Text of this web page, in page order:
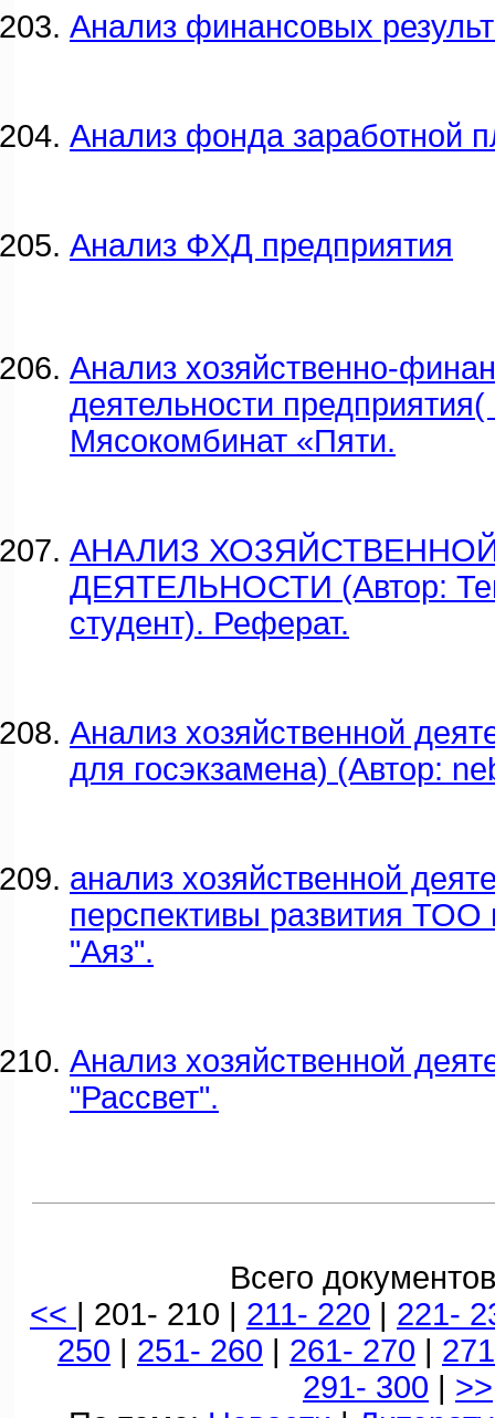
Анализ финансовых
Анализ фонда заработной
Анализ ФХД предприятия
Анализ хозяйственно-
деятельности
Мясокомбинат «Пяти.
АНАЛИЗ
ДЕЯТЕЛЬНОСТИ (Автор:
студент). Реферат.
Анализ хозяйственной
для госэкзамена) (Автор:
анализ хозяйственной
перспективы развития
"Аяз".
Анализ хозяйственной
"Рассвет".
Всего
<< | 201- 210 | 211- 220 | 221-
250 | 251- 260 | 261- 270 |
291- 300 | >>